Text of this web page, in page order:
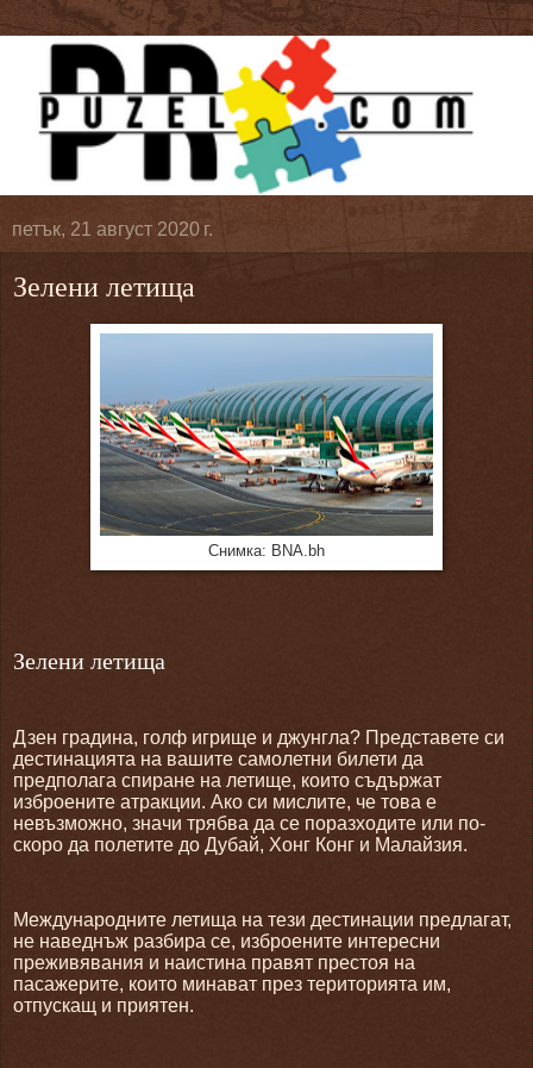
петък, 21 август 2020 г.
Зелени летища
Снимка: BNA.bh
Зелени летища
Дзен градина, голф игрище и джунгла? Представете си
дестинацията на вашите самолетни билети да
предполага спиране на летище, които съдържат
изброените атракции. Ако си мислите, че това е
невъзможно, значи трябва да се поразходите или по-
скоро да полетите до Дубай, Хонг Конг и Малайзия.
Международните летища на тези дестинации предлагат,
не наведнъж разбира се, изброените интересни
преживявания и наистина правят престоя на
пасажерите, които минават през територията им,
отпускащ и приятен.